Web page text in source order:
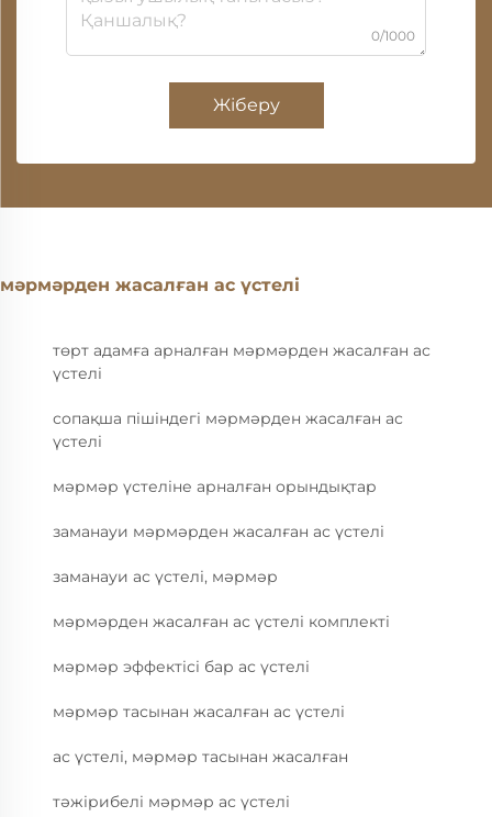
0/1000
Жіберу
мәрмәрден жасалған ас үстелі
төрт адамға арналған мәрмәрден жасалған ас
үстелі
сопақша пішіндегі мәрмәрден жасалған ас
үстелі
мәрмәр үстеліне арналған орындықтар
заманауи мәрмәрден жасалған ас үстелі
заманауи ас үстелі, мәрмәр
мәрмәрден жасалған ас үстелі комплекті
мәрмәр эффектісі бар ас үстелі
мәрмәр тасынан жасалған ас үстелі
ас үстелі, мәрмәр тасынан жасалған
тәжірибелі мәрмәр ас үстелі